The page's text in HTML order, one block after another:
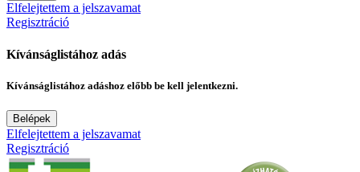
Elfelejtettem a jelszavamat
Regisztráció
Kívánságlistához adás
Kívánságlistához adáshoz előbb be kell jelentkezni.
Belépek
Elfelejtettem a jelszavamat
Regisztráció